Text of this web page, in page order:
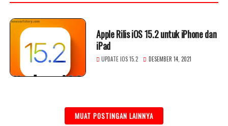
Apple Rilis iOS 15.2 untuk iPhone dan
iPad
UPDATE IOS 15.2 DESEMBER 14, 2021
MUAT POSTINGAN LAINNYA